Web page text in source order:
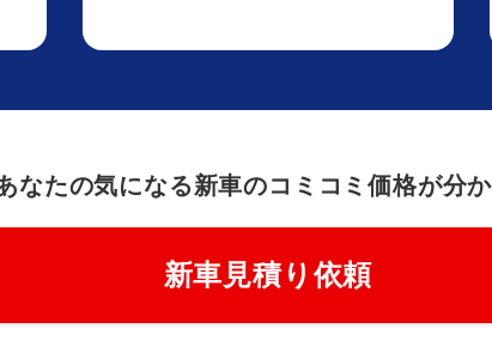
なたの気になる新車のコミコミ価格が分か
新車見積り依頼